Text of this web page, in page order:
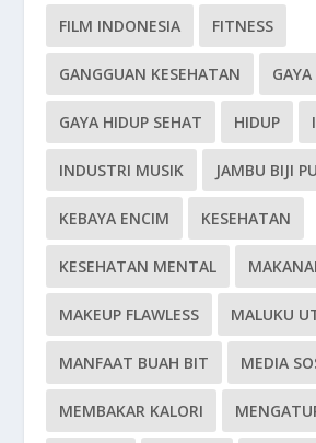
FILM INDONESIA FITNESS
GANGGUAN KESEHATAN
GAYA HIDUP SEHAT HIDUP
INDUSTRI MUSIK JAMBU BIJI
KEBAYA ENCIM KESEHATAN
KESEHATAN MENTAL
MAKEUP FLAWLESS MALUKU
MANFAAT BUAH BIT MEDIA
MEMBAKAR KALORI